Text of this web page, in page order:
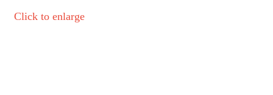
Click to enlarge